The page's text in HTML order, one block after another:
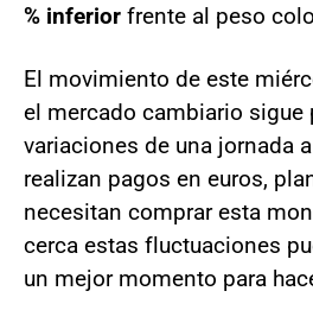
% inferior frente al peso
El movimiento de este
el mercado cambiario sigue
variaciones de una jornada
realizan pagos en euros,
necesitan comprar esta
cerca estas fluctuaciones
un mejor momento para